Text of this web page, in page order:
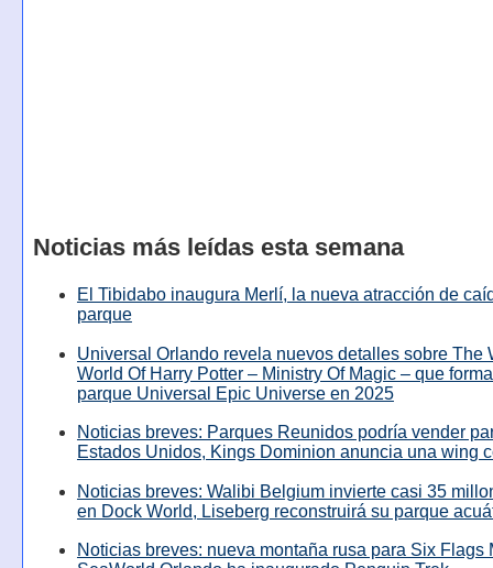
Noticias más leídas esta semana
El Tibidabo inaugura Merlí, la nueva atracción de
parque
Universal Orlando revela nuevos detalles sobre The
World Of Harry Potter – Ministry Of Magic – que
parque Universal Epic Universe en 2025
Noticias breves: Parques Reunidos podría vender
Estados Unidos, Kings Dominion anuncia una wing
Noticias breves: Walibi Belgium invierte casi 35
en Dock World, Liseberg reconstruirá su parque
Noticias breves: nueva montaña rusa para Six Flags